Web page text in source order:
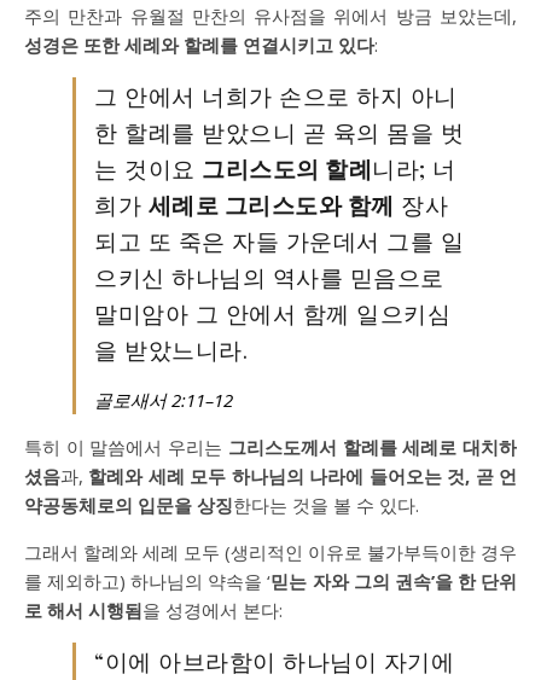
주의 만찬과 유월절 만찬의 유사점을 위에서 방금 보았는데,
성경은 또한 세례와 할례를 연결시키고 있다:
그 안에서 너희가 손으로 하지 아니
한 할례를 받았으니 곧 육의 몸을 벗
는 것이요 그리스도의 할례니라; 너
희가 세례로 그리스도와 함께 장사
되고 또 죽은 자들 가운데서 그를 일
으키신 하나님의 역사를 믿음으로
말미암아 그 안에서 함께 일으키심
을 받았느니라.
골로새서 2:11–12
특히 이 말씀에서 우리는 그리스도께서 할례를 세례로 대치하
셨음과, 할례와 세례 모두 하나님의 나라에 들어오는 것, 곧 언
약공동체로의 입문을 상징한다는 것을 볼 수 있다.
그래서 할례와 세례 모두 (생리적인 이유로 불가부득이한 경우
를 제외하고) 하나님의 약속을 ‘믿는 자와 그의 권속’을 한 단위
로 해서 시행됨을 성경에서 본다:
“이에 아브라함이 하나님이 자기에